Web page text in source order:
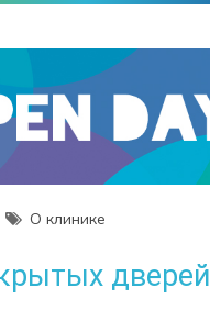
О клинике
дверей